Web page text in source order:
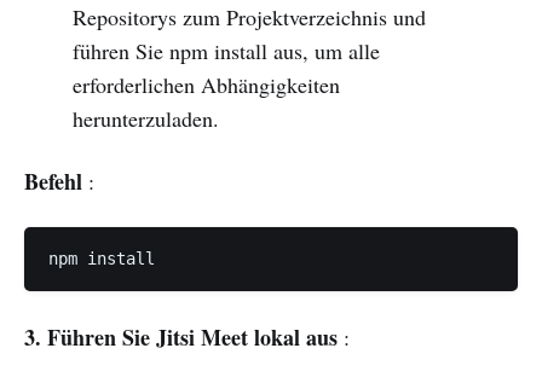
Repositorys zum Projektverzeichnis und
führen Sie npm install aus, um alle
erforderlichen Abhängigkeiten
herunterzuladen.
Befehl :
npm install
3. Führen Sie Jitsi Meet lokal aus :